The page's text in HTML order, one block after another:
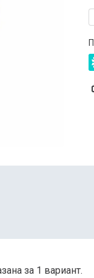
за 1 вариант.